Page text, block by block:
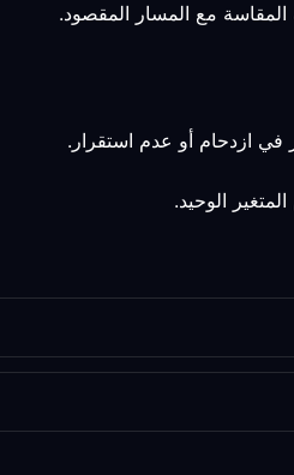
مع المسار المقصود.
في ازدحام أو عدم استقرار.